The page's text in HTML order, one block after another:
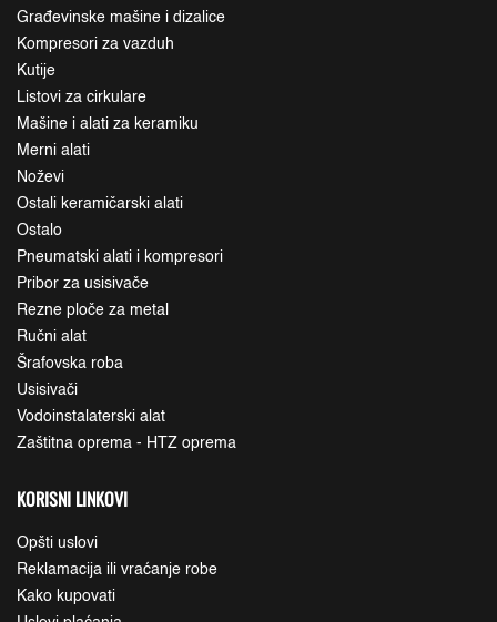
Građevinske mašine i dizalice
Kompresori za vazduh
Kutije
Listovi za cirkulare
Mašine i alati za keramiku
Merni alati
Noževi
Ostali keramičarski alati
Ostalo
Pneumatski alati i kompresori
Pribor za usisivače
Rezne ploče za metal
Ručni alat
Šrafovska roba
Usisivači
Vodoinstalaterski alat
Zaštitna oprema - HTZ oprema
KORISNI LINKOVI
Opšti uslovi
Reklamacija ili vraćanje robe
Kako kupovati